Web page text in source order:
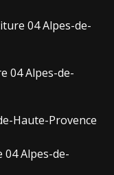
04 Alpes-de-
04 Alpes-de-
Haute-Provence
Alpes-de-